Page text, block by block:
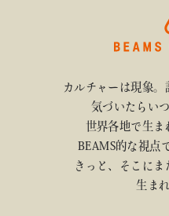
カルチャーは現象。
気づいたらい
世界各地で生ま
BEAMS的な視点
きっと、そこに
生ま